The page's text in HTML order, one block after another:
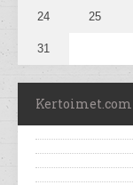
24 25
31